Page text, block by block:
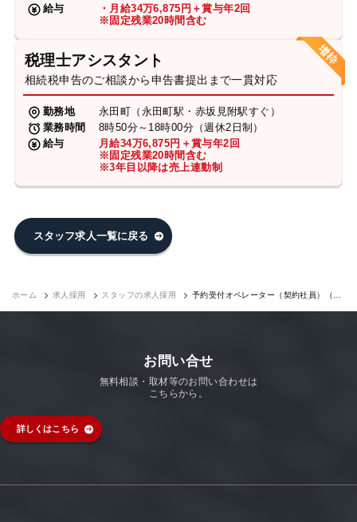
給与
・月給34万6,875円＋賞与年2回
※固定残業20時間含む
税理士アシスタント
相続税申告のご相談から申告書提出まで一貫対応
勤務地
永田町（永田町駅・赤坂見附駅すぐ）
業務時間
8時50分～18時00分（週休2日制）
給与
月給34万6,875円＋賞与年2回
※固定残業20時間含む
※3年目以降は売上連動制
スタッフ求人一覧に戻る
ホーム 求人採用 スタッフの求人採用
予約受付オペレーター（契約社員）（永
お問い合せ
無料相談・取材等のお問い合わせは
こちらから。
詳しくはこちら